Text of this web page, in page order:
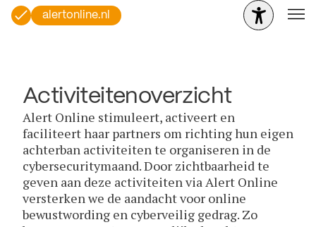
alertonline.nl
Activiteitenoverzicht
Alert Online stimuleert, activeert en
faciliteert haar partners om richting hun eigen
achterban activiteiten te organiseren in de
cybersecuritymaand. Door zichtbaarheid te
geven aan deze activiteiten via Alert Online
versterken we de aandacht voor online
bewustwording en cyberveilig gedrag. Zo